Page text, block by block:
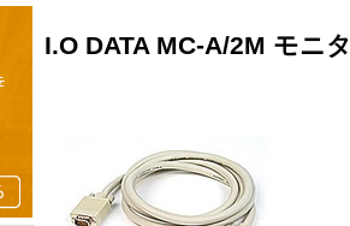
I.O DATA MC-A/2M モニ